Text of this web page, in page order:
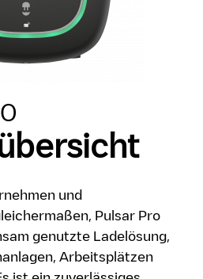
und
Pulsar Pro
genutzte Ladelösung,
Arbeitsplätzen